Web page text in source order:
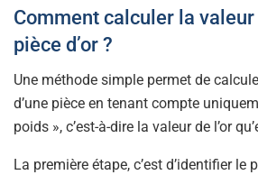
Comment calculer la valeur
pièce d’or ?
Une méthode simple permet de
d’une pièce en tenant compte
poids », c’est-à-dire la valeur de l’or
La première étape, c’est d’identifier le